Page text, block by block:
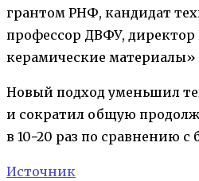
грантом РНФ, кандидат
профессор ДВФУ,
керамические материалы»
Новый подход уменьшил
и сократил общую
в 10−20 раз по сравнению с
Источник